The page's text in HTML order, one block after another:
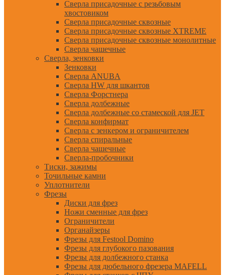
Сверла присадочные с резьбовым
хвостовиком
Сверла присадочные сквозные
Сверла присадочные сквозные XTREME
Сверла присадочные сквозные монолитные
Сверла чашечные
Сверла, зенковки
Зенковки
Сверла ANUBA
Сверла HW для шкантов
Сверла Форстнера
Сверла долбежные
Сверла долбежные со стамеской для JET
Сверла конфирмат
Сверла с зенкером и ограничителем
Сверла спиральные
Сверла чашечные
Сверла-пробочники
Тиски, зажимы
Точильные камни
Уплотнители
Фрезы
Диски для фрез
Ножи сменные для фрез
Ограничители
Органайзеры
Фрезы для Festool Domino
Фрезы для глубокого пазования
Фрезы для долбежного станка
Фрезы для дюбельного фрезера MAFELL